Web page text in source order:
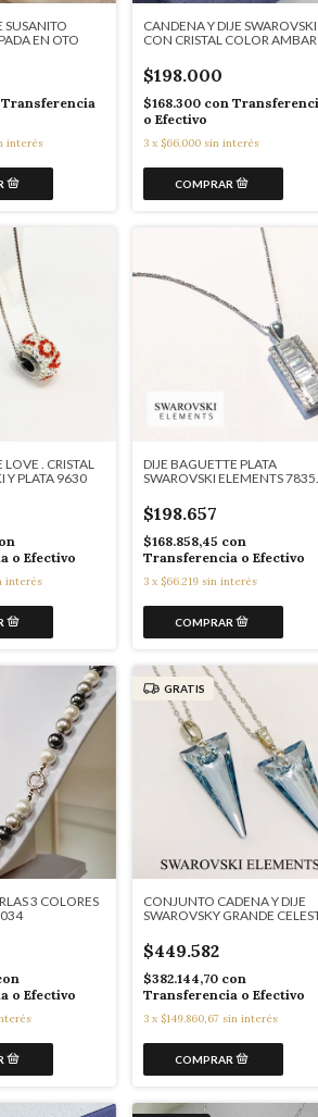
SUSANITO
EN OTO
Transferencia
interés
CANDENA Y DIJE SWAROVSKI
CON CRISTAL COLOR AMBAR
$198.000
$168.300 con
o Efectivo
3 x $66.000 sin interés
. CRISTAL
Y PLATA 9630
o Efectivo
interés
DIJE BAGUETTE PLATA
SWAROVSKI ELEMENTS 7835
$198.657
$168.858,45 con
Transferencia o Efectivo
3 x $66.219 sin interés
3 COLORES
o Efectivo
GRATIS
CONJUNTO CADENA Y DIJE
SWAROVSKY GRANDE
$449.582
$382.144,70 con
Transferencia o Efectivo
3 x $149.860,67 sin interés